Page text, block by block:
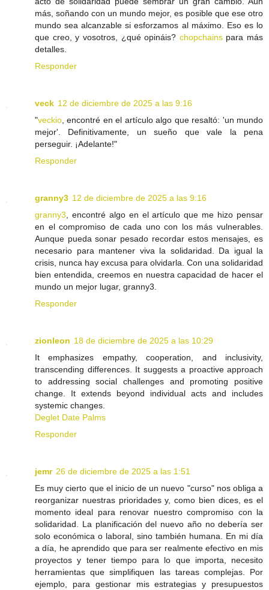
más, soñando con un mundo mejor, es posible que ese otro
mundo sea alcanzable si esforzamos al máximo. Eso es lo
que creo, y vosotros, ¿qué opináis? chopchainspara más
detalles.
Responder
veck 12 de diciembre de 2025 a las 9:16
"veckio , encontré en el artículo algo que resaltó: 'un mundo
mejor'. Definitivamente, un sueño que vale la pena
perseguir. ¡Adelante!"
Responder
granny3 12 de diciembre de 2025 a las 9:16
granny3 , encontré algo en el artículo que me hizo pensar
en el compromiso de cada uno con los más vulnerables.
Aunque pueda sonar pesado recordar estos mensajes, es
necesario para mantener viva la solidaridad. Da igual la
crisis, nunca hay excusa para olvidarla. Con una solidaridad
bien entendida, creemos en nuestra capacidad de hacer el
mundo un mejor lugar, granny3.
Responder
zionleon 18 de diciembre de 2025 a las 10:29
It emphasizes empathy, cooperation, and inclusivity,
transcending differences. It suggests a proactive approach
to addressing social challenges and promoting positive
change. It extends beyond individual acts and includes
systemic changes.
Deglet Date Palms
Responder
jemr 26 de diciembre de 2025 a las 1:51
Es muy cierto que el inicio de un nuevo "curso" nos obliga a
reorganizar nuestras prioridades y, como bien dices, es el
momento ideal para renovar nuestro compromiso con la
solidaridad. La planificación del nuevo año no debería ser
solo económica o laboral, sino también humana. En mi día
a día, he aprendido que para ser realmente efectivo en mis
proyectos y tener tiempo para lo que importa, necesito
herramientas que simplifiquen las tareas complejas. Por
ejemplo, para gestionar mis estrategias y presupuestos